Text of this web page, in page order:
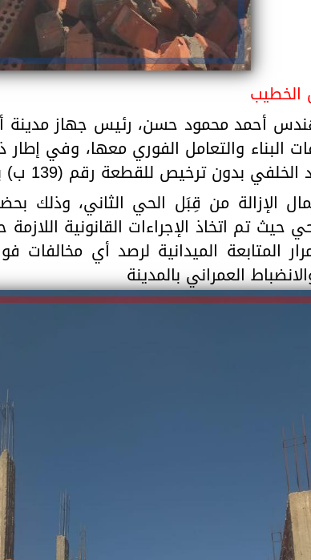
الخطيب
أحمد محمود حسن، رئيس جهاز مدينة
البناء والتعامل الفوري معها، وفي إطار
بدون ترخيص للقطعة رقم (139 ب) بمنطقة ابني بيتك الثالثة.
الإزالة من قِبَل الحي الثاني، وذلك
حيث تم اتخاذ الإجراءات القانونية
المتابعة الميدانية لرصد أي مخالفات
العمراني بالمدينة